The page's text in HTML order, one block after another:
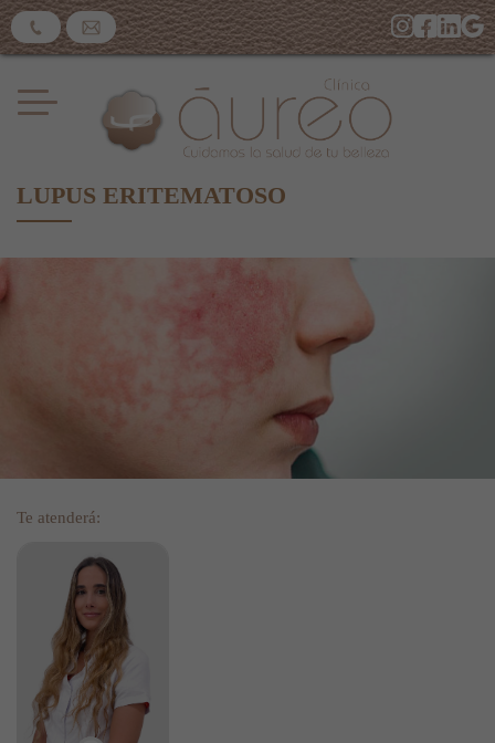
LUPUS ERITEMATOSO
Te atenderá: